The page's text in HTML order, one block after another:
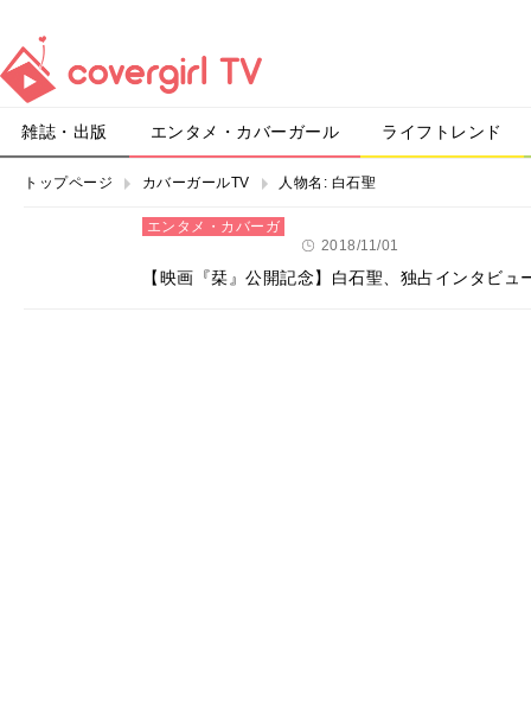
雑誌・出版 エンタメ・カバーガール ライフトレンド
トップページ カバーガールTV 人物名: 白石聖
エンタメ・カバーガ
2018/11/01
【映画『栞』公開記念】白石聖、独占インタビュ